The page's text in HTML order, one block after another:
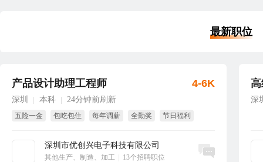
最新职位
产品设计助理工程师
深圳 本科 24分钟前刷新
五险一金 包吃包住 每年调薪 全勤奖
节日福利
深圳市优创兴电子科技有限公司
其他生产、制造、加工 13个招聘职位
4-6K
立即沟通
深